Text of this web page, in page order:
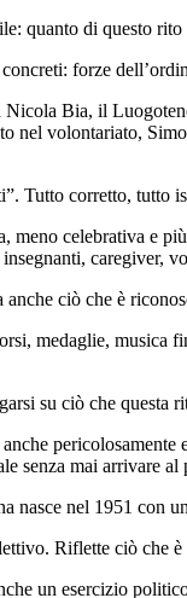
quanto di questo
forze
Bia, il
nel volontariato,
Tutto corretto, tutto
meno celebrativa e
caregiver,
ciò che è
medaglie, musica
su ciò che questa
senza mai arrivare al
nasce nel 1951 con
Riflette ciò che
un esercizio